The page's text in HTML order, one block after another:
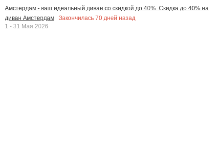
Амстердам - ваш идеальный диван со скидкой до 40%. Скидка до 40% на
диван Амстердам
Закончилась 70 дней назад
1 - 31 Мая 2026